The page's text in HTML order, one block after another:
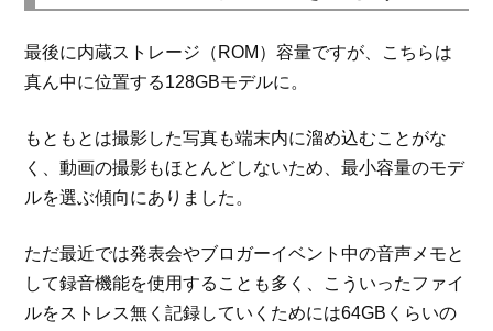
最後に内蔵ストレージ（ROM）容量ですが、こちらは
真ん中に位置する128GBモデルに。
もともとは撮影した写真も端末内に溜め込むことがな
く、動画の撮影もほとんどしないため、最小容量のモデ
ルを選ぶ傾向にありました。
ただ最近では発表会やブロガーイベント中の音声メモと
して録音機能を使用することも多く、こういったファイ
ルをストレス無く記録していくためには64GBくらいの